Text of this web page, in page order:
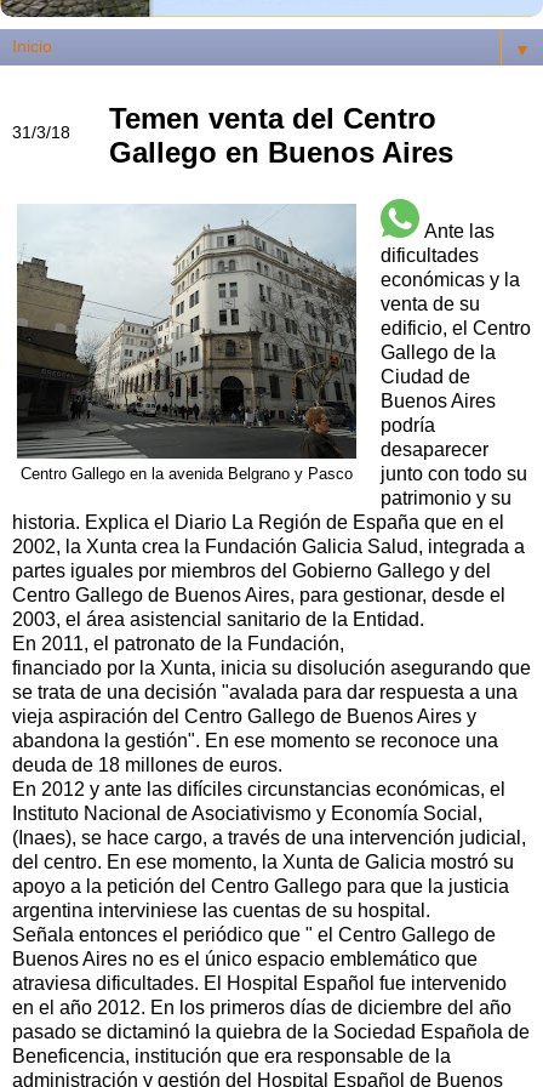
▼
31/3/18
Temen venta del Centro
Gallego en Buenos Aires
Centro Gallego en la avenida Belgrano y Pasco
Ante las
dificultades
económicas y la
venta de su
edificio, el Centro
Gallego de la
Ciudad de
Buenos Aires
podría
desaparecer
junto con todo su
patrimonio y su
historia. Explica el Diario La Región de España que en el
2002, la Xunta crea la Fundación Galicia Salud, integrada a
partes iguales por miembros del Gobierno Gallego y del
Centro Gallego de Buenos Aires, para gestionar, desde el
2003, el área asistencial sanitario de la Entidad.
En 2011, el patronato de la Fundación,
financiado por la Xunta, inicia su disolución asegurando que
se trata de una decisión "avalada para dar respuesta a una
vieja aspiración del Centro Gallego de Buenos Aires y
abandona la gestión". En ese momento se reconoce una
deuda de 18 millones de euros.
En 2012 y ante las difíciles circunstancias económicas, el
Instituto Nacional de Asociativismo y Economía Social,
(Inaes), se hace cargo, a través de una intervención judicial,
del centro. En ese momento, la Xunta de Galicia mostró su
apoyo a la petición del Centro Gallego para que la justicia
argentina interviniese las cuentas de su hospital.
Señala entonces el periódico que " el Centro Gallego de
Buenos Aires no es el único espacio emblemático que
atraviesa dificultades. El Hospital Español fue intervenido
en el año 2012. En los primeros días de diciembre del año
pasado se dictaminó la quiebra de la Sociedad Española de
Beneficencia, institución que era responsable de la
administración y gestión del Hospital Español de Buenos